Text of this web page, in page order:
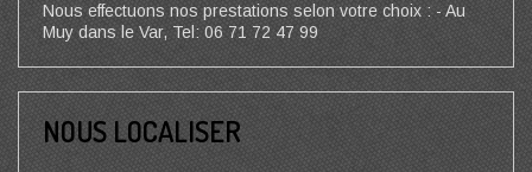
Nous effectuons nos prestations selon votre choix : - Au
Muy dans le Var, Tel: 06 71 72 47 99
NOUS LOCALISER